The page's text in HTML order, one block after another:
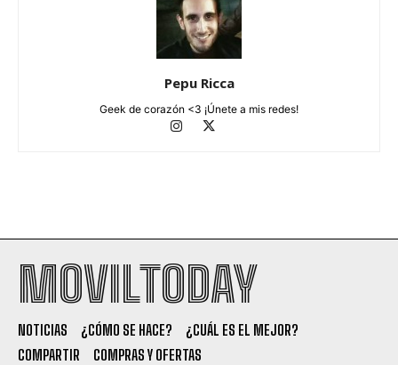
Pepu Ricca
Geek de corazón <3 ¡Únete a mis redes!
MOVILTODAY
NOTICIAS ¿CÓMO SE HACE?
¿CUÁL ES EL MEJOR?
COMPARTIR
COMPRAS Y OFERTAS